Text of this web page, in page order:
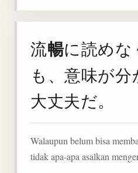
流暢に読めな
も、意味が
大丈夫だ。
Walaupun belum bisa
tidak apa-apa asalkan